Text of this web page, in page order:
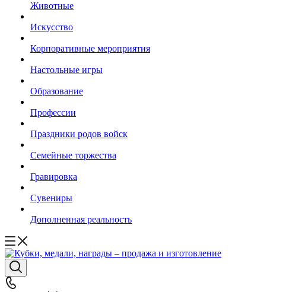
Животные
Искусство
Корпоративные мероприятия
Настольные игры
Образование
Профессии
Праздники родов войск
Семейные торжества
Гравировка
Сувениры
Дополненная реальность